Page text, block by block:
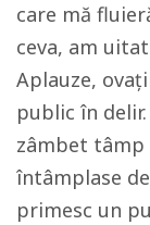
care mă
ceva, am
Aplauze,
public în
zâmbet tâmp
întâmplase
primesc un